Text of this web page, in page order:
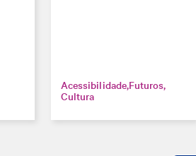
AcessibilidadeFuturos
Cultura